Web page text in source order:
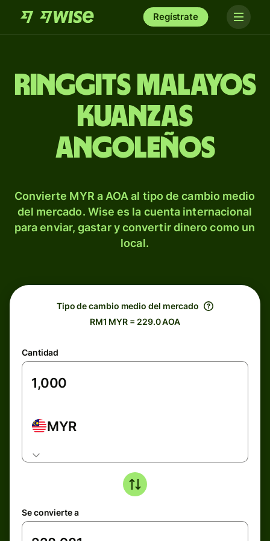
Regístrate
Ringgits malayos
kuanzas
angoleños
Convierte MYR a AOA al tipo de cambio medio
del mercado. Wise es la cuenta internacional
para enviar, gastar y convertir dinero como un
local.
Tipo de cambio medio del mercado
RM1 MYR = 229.0 AOA
Cantidad
MYR
Se convierte a